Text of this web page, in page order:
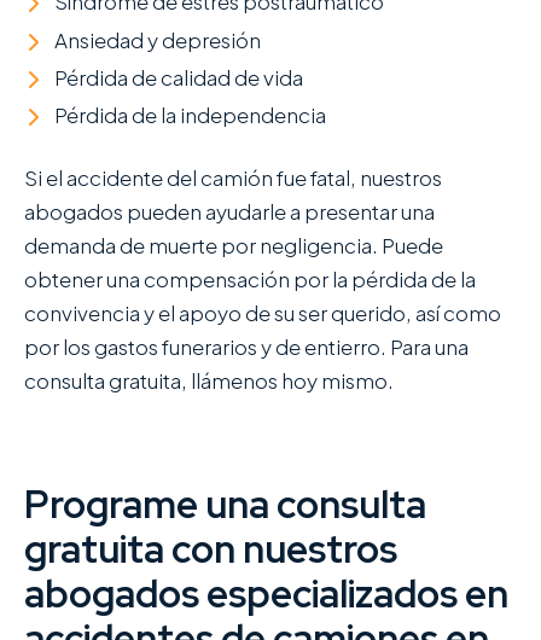
Ansiedad y depresión
Pérdida de calidad de vida
Pérdida de la independencia
Si el accidente del camión fue fatal, nuestros
abogados pueden ayudarle a presentar una
demanda de muerte por negligencia. Puede
obtener una compensación por la pérdida de la
convivencia y el apoyo de su ser querido, así como
por los gastos funerarios y de entierro. Para una
consulta gratuita, llámenos hoy mismo.
Programe una consulta
gratuita con nuestros
abogados especializados en